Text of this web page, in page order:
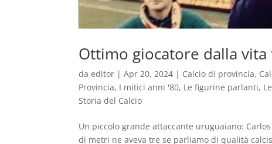
Ottimo giocatore dalla vita
daeditor |Apr 20, 2024 | Calcio di provincia,
Provincia, I mitici anni '80, Le figurine parlanti,
Storia del Calcio
Un piccolo grande attaccante uruguaiano:
di metri ne aveva tre se parliamo di qualità